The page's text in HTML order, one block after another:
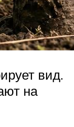
вид.
на